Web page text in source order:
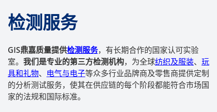
检测服务
GIS鼎嘉质量提供检测服务，有长期合作的国家认可实验
室。 我们是专业的第三方检测机构，为全球纺织及服装、 玩
具和礼物、 电气与电子等众多行业品牌商及零售商提供定制
的分析测试服务，使其在供应链的每个阶段都能符合市场国
家的法规和国际标准。